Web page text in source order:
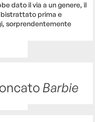
dato il via a un genere, il
bistrattato prima e
sorprendentemente
Barbie